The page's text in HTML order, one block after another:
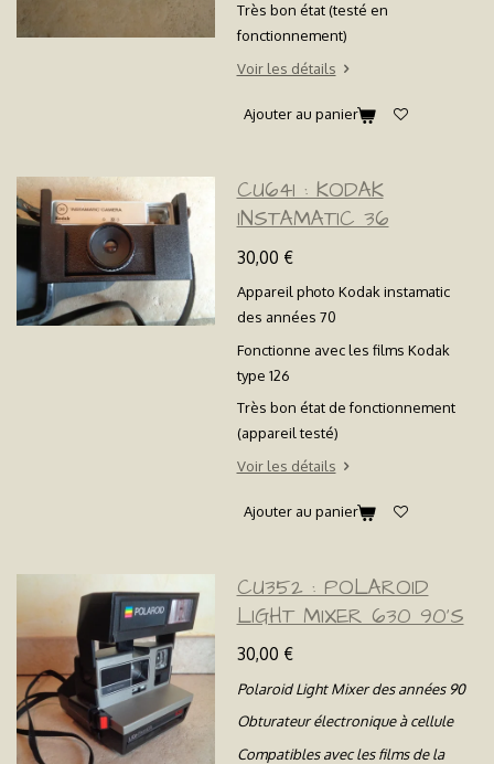
Très bon état (testé en
fonctionnement)
Voir les détails
Ajouter au panier
CU641 : KODAK
INSTAMATIC 36
30,00 €
Appareil photo Kodak instamatic
des années 70
Fonctionne avec les films Kodak
type 126
Très bon état de fonctionnement
(appareil testé)
Voir les détails
Ajouter au panier
CU352 : POLAROID
LIGHT MIXER 630 90'S
30,00 €
Polaroid Light Mixer des années 90
Obturateur électronique à cellule
Compatibles avec les films de la